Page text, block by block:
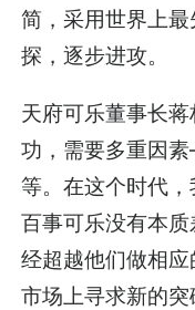
简，采用世界上
探，逐步进攻。
天府可乐董事长
功，需要多重因
等。在这个时代，
百事可乐没有本
经超越他们做相
市场上寻求新的突